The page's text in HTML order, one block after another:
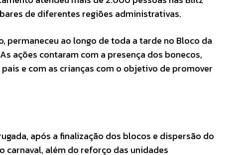
de diferentes regiões administrativas.
permaneceu ao longo de toda a tarde no Bloco da
ações contaram com a presença dos bonecos,
e com as crianças com o objetivo de promover
após a finalização dos blocos e dispersão do
carnaval, além do reforço das unidades